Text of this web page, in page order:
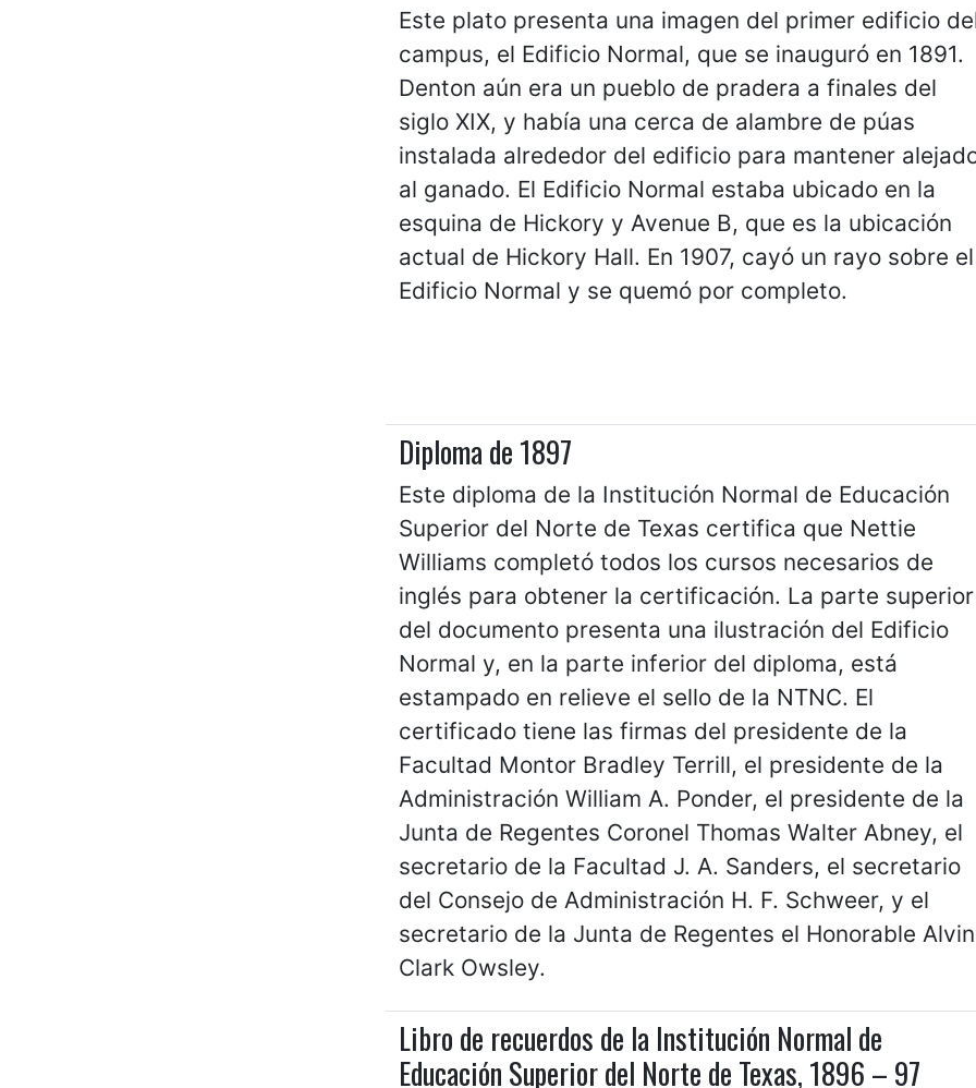
Este plato presenta una imagen del primer edificio
campus, el Edificio Normal, que se inauguró en 1891.
Denton aún era un pueblo de pradera a finales del
siglo XIX, y había una cerca de alambre de púas
instalada alrededor del edificio para mantener
al ganado. El Edificio Normal estaba ubicado en la
esquina de Hickory y Avenue B, que es la ubicación
actual de Hickory Hall. En 1907, cayó un rayo sobre el
Edificio Normal y se quemó por completo.
Diploma de 1897
Este diploma de la Institución Normal de Educación
Superior del Norte de Texas certifica que Nettie
Williams completó todos los cursos necesarios de
inglés para obtener la certificación. La parte superior
del documento presenta una ilustración del Edificio
Normal y, en la parte inferior del diploma, está
estampado en relieve el sello de la NTNC. El
certificado tiene las firmas del presidente de la
Facultad Montor Bradley Terrill, el presidente de la
Administración William A. Ponder, el presidente de la
Junta de Regentes Coronel Thomas Walter Abney, el
secretario de la Facultad J. A. Sanders, el secretario
del Consejo de Administración H. F. Schweer, y el
secretario de la Junta de Regentes el Honorable Alvin
Clark Owsley.
Libro de recuerdos de la Institución Normal de
Educación Superior del Norte de Texas, 1896 – 97